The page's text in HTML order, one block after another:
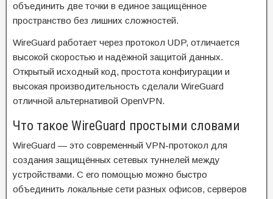
объединить две точки в единое защищённое
пространство без лишних сложностей.
WireGuard работает через протокол UDP, отличается
высокой скоростью и надёжной защитой данных.
Открытый исходный код, простота конфигурации и
высокая производительность сделали WireGuard
отличной альтернативой OpenVPN.
Что такое WireGuard простыми словами
WireGuard — это современный VPN-протокол для
создания защищённых сетевых туннелей между
устройствами. С его помощью можно быстро
объединить локальные сети разных офисов, серверов